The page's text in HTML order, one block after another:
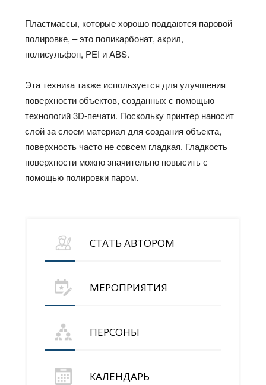
Пластмассы, которые хорошо поддаются паровой
полировке, – это поликарбонат, акрил,
полисульфон, PEI и ABS.
Эта техника также используется для улучшения
поверхности объектов, созданных с помощью
технологий 3D-печати. Поскольку принтер наносит
слой за слоем материал для создания объекта,
поверхность часто не совсем гладкая. Гладкость
поверхности можно значительно повысить с
помощью полировки паром.
СТАТЬ АВТОРОМ
МЕРОПРИЯТИЯ
ПЕРСОНЫ
КАЛЕНДАРЬ